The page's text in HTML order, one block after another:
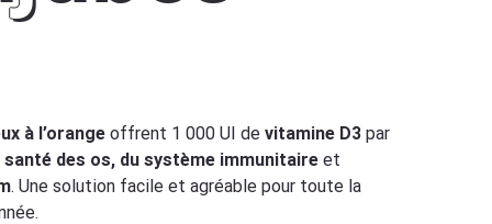
à l’orange offrent 1 000 UI devitamine D3 par
santé des os, du système immunitaire et
. Une solution facile et agréable pour toute la